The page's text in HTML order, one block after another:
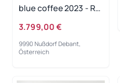
blue coffee 2023 - RH
Ausstellungsrad
3.799,00 €
9990 Nußdorf Debant,
Österreich